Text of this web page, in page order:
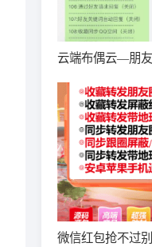
云端布偶云—朋
微信红包抢不过